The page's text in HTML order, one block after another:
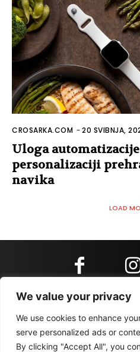
We value your privacy
We use cookies to enhance
serve personalized ads or
By clicking "Accept All", you
CROSARKA.COM -20 SVIBNJA,
Uloga
personalizaciji
navika
LOAD
KONTAKT
IMPRESSUM